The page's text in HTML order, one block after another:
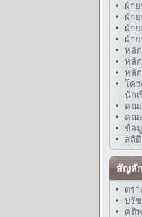
ฝ่า
ฝ่า
ฝ่า
ฝ่า
หลั
หลั
หลั
โคร
นัก
คณ
คณ
ข้อ
สถิ
สัญลั
ตร
ปรั
คติ